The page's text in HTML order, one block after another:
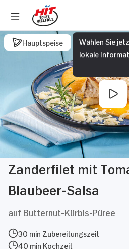
Wählen Sie
lokale
Hauptspeise
Zanderfilet mit
Blaubeer-Salsa
auf Butternut-Kürbis-Püree
30 min Zubereitungszeit
40 min Kochzeit